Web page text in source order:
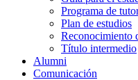
Programa de
Plan de estudios
Reconocimiento
Título intermedio
Alumni
Comunicación